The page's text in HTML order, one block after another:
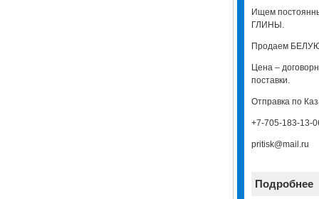
Ищем
ГЛИНЫ.
Продаем
Цена –
поставки.
Отправка по
+7-705-183-13-
pritisk@mail.ru
Подробнее